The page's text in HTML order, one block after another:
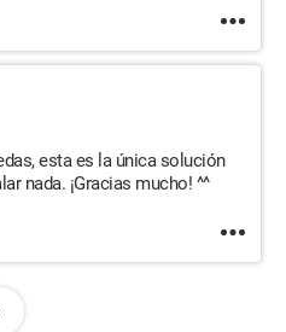
esta es la única solución
nada. ¡Gracias mucho! ^^